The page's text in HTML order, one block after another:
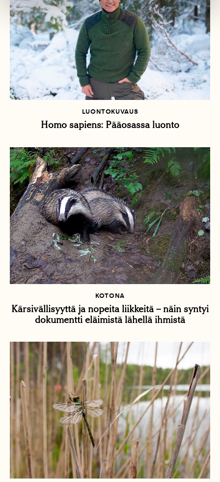
LUONTOKUVAUS
Homo sapiens: Pääosassa luonto
KOTONA
Kärsivällisyyttä ja nopeita liikkeitä – näin syntyi
dokumentti eläimistä lähellä ihmistä